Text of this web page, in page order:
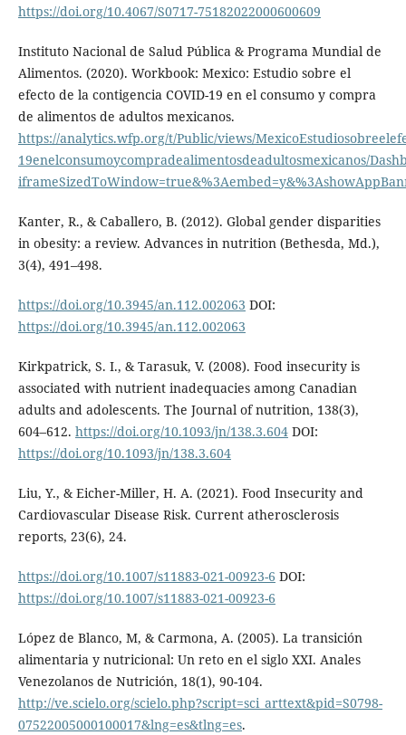
https://doi.org/10.4067/S0717-75182022000600609
Instituto Nacional de Salud Pública & Programa Mundial de
Alimentos. (2020). Workbook: Mexico: Estudio sobre el
efecto de la contigencia COVID-19 en el consumo y compra
de alimentos de adultos mexicanos.
https://analytics.wfp.org/t/Public/views/
19enelconsumoycompradealimentosdeadultosmexicanos/
Kanter, R., & Caballero, B. (2012). Global gender disparities
in obesity: a review. Advances in nutrition (Bethesda, Md.),
3(4), 491–498.
https://doi.org/10.3945/an.112.002063 DOI:
https://doi.org/10.3945/an.112.002063
Kirkpatrick, S. I., & Tarasuk, V. (2008). Food insecurity is
associated with nutrient inadequacies among Canadian
adults and adolescents. The Journal of nutrition, 138(3),
604–612. https://doi.org/10.1093/jn/138.3.604DOI:
https://doi.org/10.1093/jn/138.3.604
Liu, Y., & Eicher-Miller, H. A. (2021). Food Insecurity and
Cardiovascular Disease Risk. Current atherosclerosis
reports, 23(6), 24.
https://doi.org/10.1007/s11883-021-00923-6 DOI:
https://doi.org/10.1007/s11883-021-00923-6
López de Blanco, M, & Carmona, A. (2005). La transición
alimentaria y nutricional: Un reto en el siglo XXI. Anales
Venezolanos de Nutrición, 18(1), 90-104.
http://ve.scielo.org/scielo.php?script=sci_arttext&pid=S0798-
07522005000100017&lng=es&tlng=es.